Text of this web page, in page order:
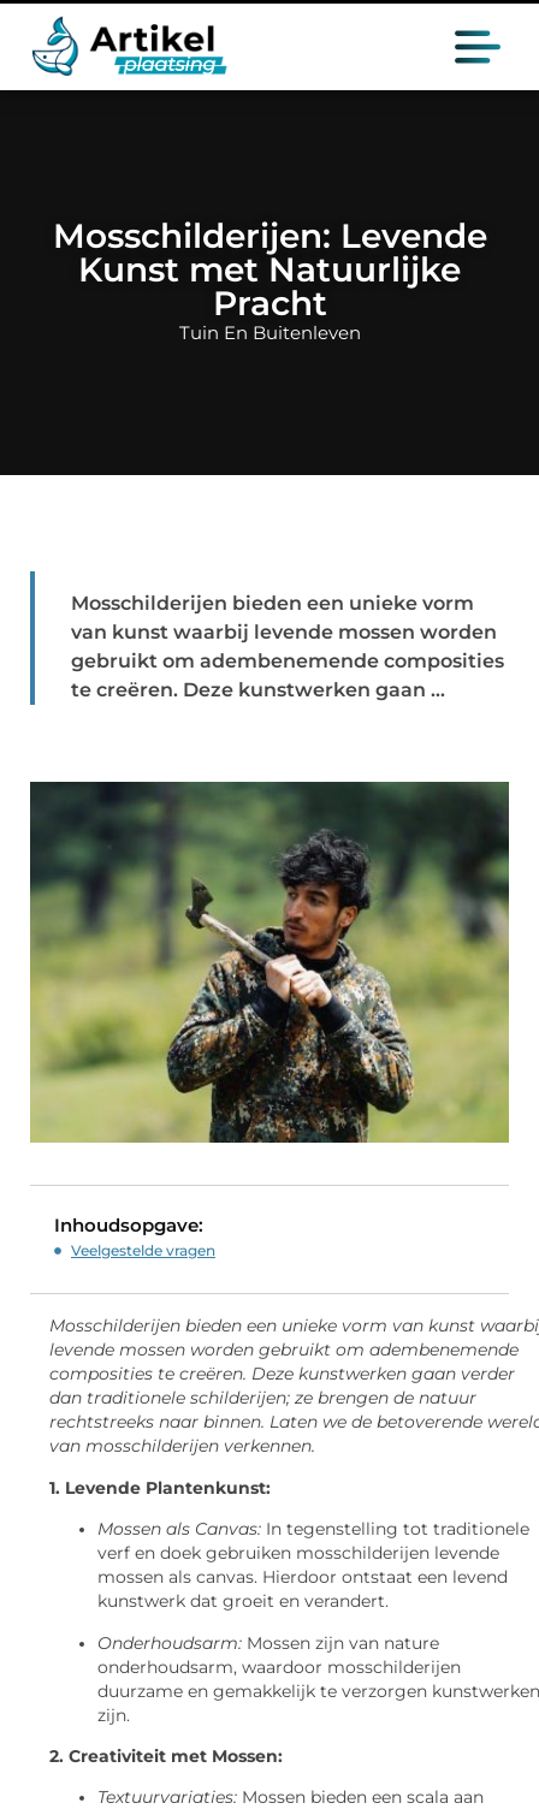
Mosschilderijen: Levende
Kunst met Natuurlijke
Pracht
Tuin En Buitenleven
Mosschilderijen bieden een unieke vorm
van kunst waarbij levende mossen worden
gebruikt om adembenemende composities
te creëren. Deze kunstwerken gaan ...
Inhoudsopgave:
Veelgestelde vragen
Mosschilderijen bieden een unieke vorm van kunst
levende mossen worden gebruikt om adembenemende
composities te creëren. Deze kunstwerken gaan verder
dan traditionele schilderijen; ze brengen de natuur
rechtstreeks naar binnen. Laten we de betoverende
van mosschilderijen verkennen.
1. Levende Plantenkunst:
Mossen als Canvas: In tegenstelling tot traditionele
verf en doek gebruiken mosschilderijen levende
mossen als canvas. Hierdoor ontstaat een levend
kunstwerk dat groeit en verandert.
Onderhoudsarm: Mossen zijn van nature
onderhoudsarm, waardoor mosschilderijen
duurzame en gemakkelijk te verzorgen kunstwerken
zijn.
2. Creativiteit met Mossen:
Textuurvariaties: Mossen bieden een scala aan